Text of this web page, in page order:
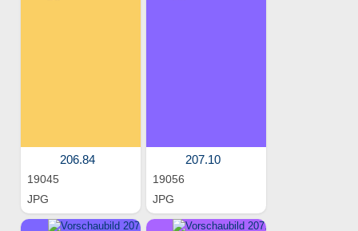
206.84
19045
JPG
207.10
19056
JPG